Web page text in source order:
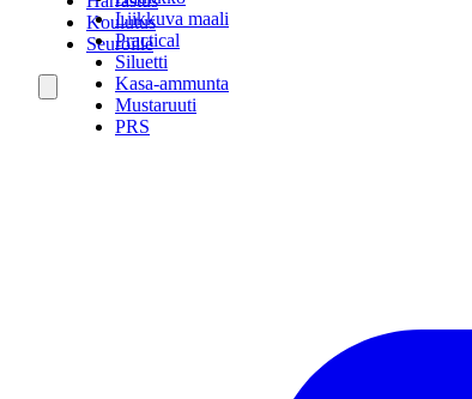
Liikkuva maali
Practical
Siluetti
Kasa-ammunta
Mustaruuti
PRS
Koulutus
Seuroille